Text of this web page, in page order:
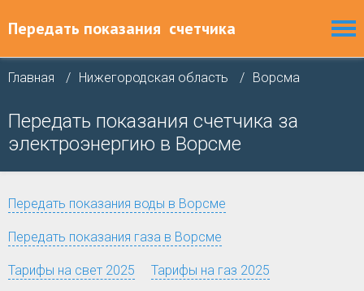
Передать показания счетчика
Главная Нижегородская область Ворсма
Передать показания счетчика за
электроэнергию в Ворсме
Передать показания воды в Ворсме
Передать показания газа в Ворсме
Тарифы на свет 2025 Тарифы на газ 2025